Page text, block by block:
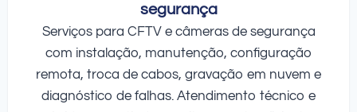
segurança
Serviços para CFTV e câmeras de segurança
com instalação, manutenção, configuração
remota, troca de cabos, gravação em nuvem e
diagnóstico de falhas. Atendimento técnico e